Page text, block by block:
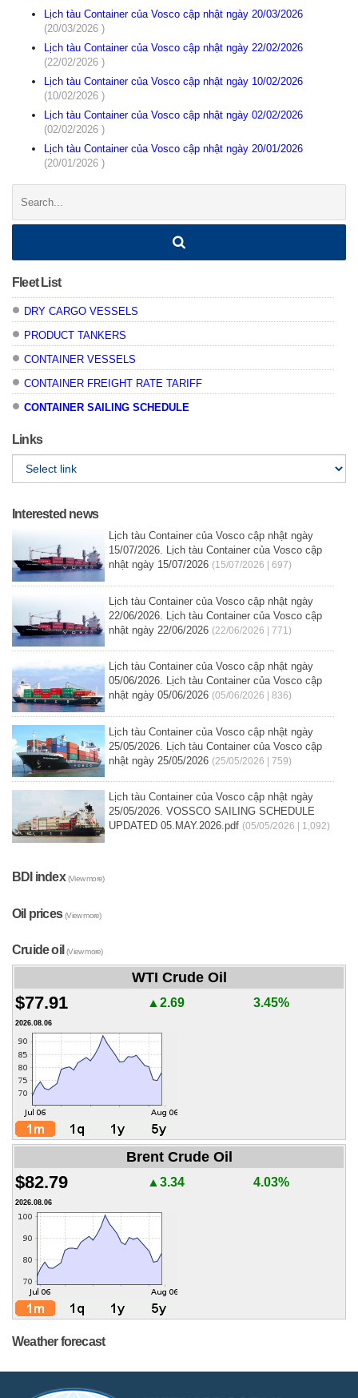
Lịch tàu Container của Vosco cập nhật ngày 20/03/2026
(20/03/2026 )
Lịch tàu Container của Vosco cập nhật ngày 22/02/2026
(22/02/2026 )
Lịch tàu Container của Vosco cập nhật ngày 10/02/2026
(10/02/2026 )
Lịch tàu Container của Vosco cập nhật ngày 02/02/2026
(02/02/2026 )
Lịch tàu Container của Vosco cập nhật ngày 20/01/2026
(20/01/2026 )
Fleet List
DRY CARGO VESSELS
PRODUCT TANKERS
CONTAINER VESSELS
CONTAINER FREIGHT RATE TARIFF
CONTAINER SAILING SCHEDULE
Links
Interested news
Lịch tàu Container của Vosco cập nhật ngày
15/07/2026. Lịch tàu Container của Vosco cập
nhật ngày 15/07/2026 (15/07/2026 | 697)
Lịch tàu Container của Vosco cập nhật ngày
22/06/2026. Lịch tàu Container của Vosco cập
nhật ngày 22/06/2026 (22/06/2026 | 771)
Lịch tàu Container của Vosco cập nhật ngày
05/06/2026. Lịch tàu Container của Vosco cập
nhật ngày 05/06/2026 (05/06/2026 | 836)
Lịch tàu Container của Vosco cập nhật ngày
25/05/2026. Lịch tàu Container của Vosco cập
nhật ngày 25/05/2026 (25/05/2026 | 759)
Lịch tàu Container của Vosco cập nhật ngày
25/05/2026. VOSSCO SAILING SCHEDULE
UPDATED 05.MAY.2026.pdf (05/05/2026 | 1,092)
BDI index(View more)
Oil prices(View more)
Cruide oil(View more)
WTI Crude Oil
$77.91 ▲2.69 3.45%
2026.08.06
Brent Crude Oil
$82.79 ▲3.34 4.03%
2026.08.06
Weather forecast